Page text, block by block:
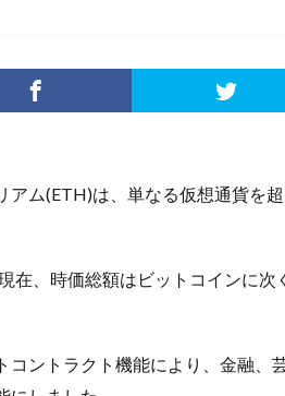
アム(ETH)は、単なる仮想通貨を
在、時価総額はビットコインに
コントラクト機能により、金融、